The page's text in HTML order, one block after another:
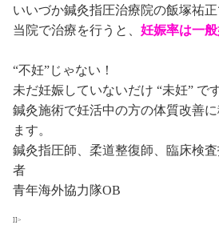
いいづか鍼灸指圧治療院の飯塚祐正
当院で治療を行うと、 妊娠率は一
“不妊”じゃない！
未だ妊娠していないだけ “未妊” です
鍼灸施術で妊活中の方の体質改善
ます。
鍼灸指圧師、柔道整復師、臨床検
者
青年海外協力隊OB
]]>